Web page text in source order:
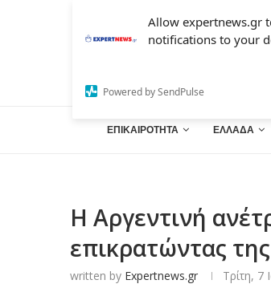
Allow expertnews.gr
notifications to your
Powered by SendPulse
ΕΠΙΚΑΙΡΟΤΗΤΑ ΕΛΛΑΔΑ
Η Αργεντινή
επικρατώντας
written by Expertnews.gr Τρίτη, 7